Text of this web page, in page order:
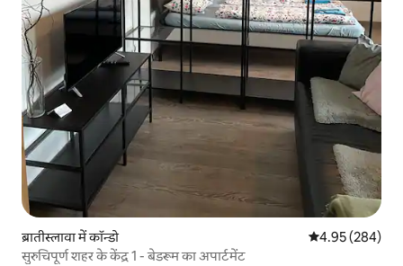
ब्रातीस्लावा में कॉन्डो औसत रेटिंग 5 में से
4.95 (284)
सुरुचिपूर्ण शहर के केंद्र 1 - बेडरूम का अपार्टमेंट